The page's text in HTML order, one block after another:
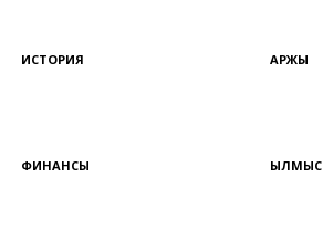
ИСТОРИЯ ҚАРЖЫ
ФИНАНСЫ ҚЫЛМЫС